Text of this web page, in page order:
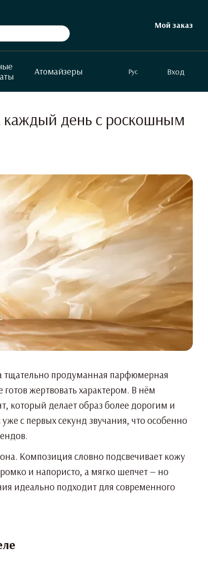
Мой заказ
Атомайзеры Рус Вход
день с роскошным
тщательно продуманная парфюмерная
жертвовать характером. В нём
который делает образ более дорогим и
с первых секунд звучания, что особенно
Композиция словно подсвечивает кожу
и напористо, а мягко шепчет — но
идеально подходит для современного